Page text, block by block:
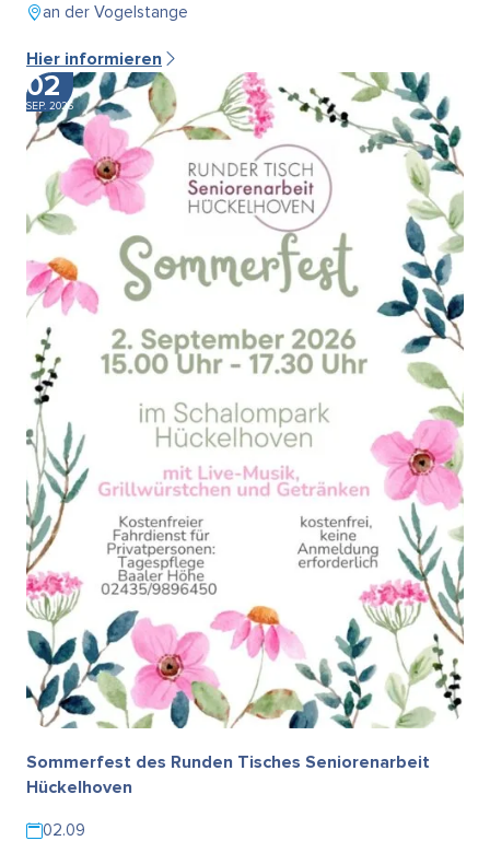
an der Vogelstange
Hier informieren
02
SEP. 2026
Sommerfest des Runden Tisches Seniorenarbeit
Hückelhoven
02.09